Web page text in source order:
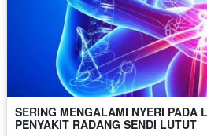
SERING MENGALAMI NYERI PADA
PENYAKIT RADANG SENDI LUTUT